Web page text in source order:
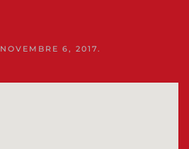
NOVEMBRE 6, 2017.